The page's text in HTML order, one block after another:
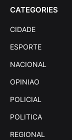
CATEGORIES
CIDADE
ESPORTE
NACIONAL
OPINIAO
POLICIAL
POLITICA
REGIONAL